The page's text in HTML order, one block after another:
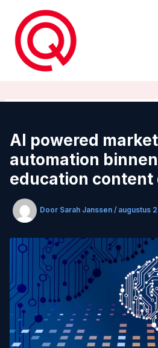
inhoud
AI powered
automation
education content
Door Sarah Janssen / augustus